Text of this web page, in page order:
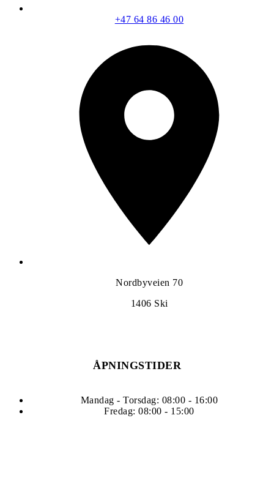
+47 64 86 46 00
Nordbyveien 70
1406 Ski
ÅPNINGSTIDER
Mandag - Torsdag: 08:00 - 16:00
Fredag: 08:00 - 15:00